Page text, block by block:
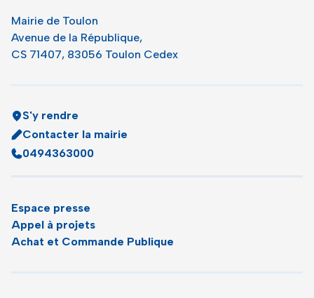
Mairie de Toulon
Avenue de la République,
CS 71407, 83056 Toulon Cedex
S'y rendre
Contacter la mairie
0494363000
Espace presse
Appel à projets
Achat et Commande Publique